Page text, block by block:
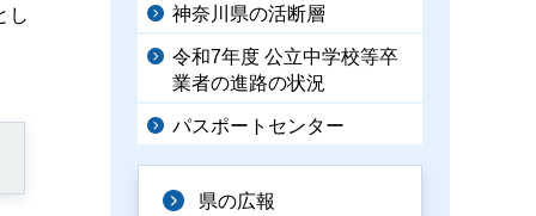
し
神奈川県の活断層
令和7年度 公立中学校等卒
業者の進路の状況
パスポートセンター
県の広報